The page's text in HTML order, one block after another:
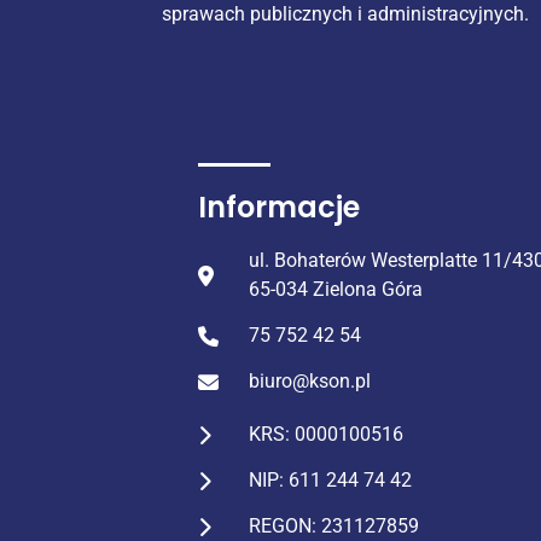
sprawach publicznych i administracyjnych.
Informacje
ul. Bohaterów Westerplatte 11/
65-034 Zielona Góra
75 752 42 54
biuro@kson.pl
KRS: 0000100516
NIP: 611 244 74 42
REGON: 231127859